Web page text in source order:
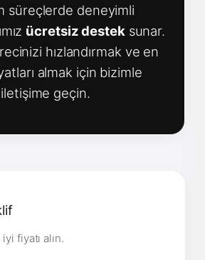
süreçlerde deneyimli
ücretsiz desteksunar.
hızlandırmak ve en
almak için bizimle
iletişime geçin.
fiyatı alın.